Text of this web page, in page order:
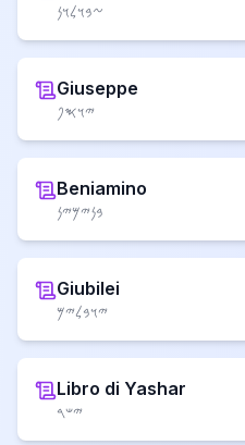
𐤆𐤁𐤅𐤋𐤅𐤍
Giuseppe
𐤉𐤅𐤎𐤐
Beniamino
𐤁𐤍𐤉𐤌𐤉𐤍
Giubilei
𐤉𐤅𐤁𐤋𐤉𐤌
Libro di Yashar
𐤉𐤔𐤓